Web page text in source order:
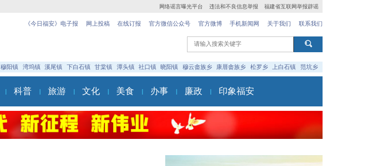
网络谣言曝光平台 违法和不良信息举报 福建省互联网举报辟谣
《今日福安》电子报 网上投稿 在线订报 官方微信公众号 官方微博 手机新闻网 关于我们 联系我们
穆阳镇 湾坞镇 溪尾镇 下白石镇 甘棠镇 潭头镇 社口镇 晓阳镇 穆云畲族乡 康厝畲族乡 松罗乡 上白石镇 范坑乡
科普 旅游 文化 美食 办事 廉政 印象福安